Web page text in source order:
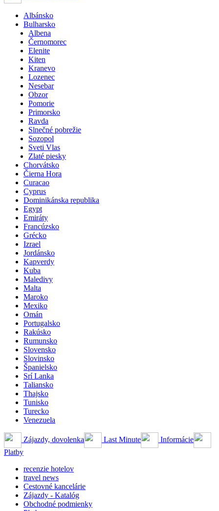
Albánsko
Bulharsko
Albena
Černomorec
Elenite
Kiten
Kranevo
Lozenec
Nesebar
Obzor
Pomorie
Primorsko
Ravda
Slnečné pobrežie
Sozopol
Sveti Vlas
Zlaté piesky
Chorvátsko
Čierna Hora
Curacao
Cyprus
Dominikánska republika
Egypt
Emiráty
Francúzsko
Grécko
Izrael
Jordánsko
Kapverdy
Kuba
Maledivy
Malta
Maroko
Mexiko
Omán
Portugalsko
Rakúsko
Rumunsko
Slovensko
Slovinsko
Španielsko
Srí Lanka
Taliansko
Thajsko
Tunisko
Turecko
Venezuela
Zájazdy, dovolenka Last Minute
Informácie
Platby
recenzie hotelov
travel news
Cestovné kancelárie
Zájazdy - Katalóg
Obchodné podmienky